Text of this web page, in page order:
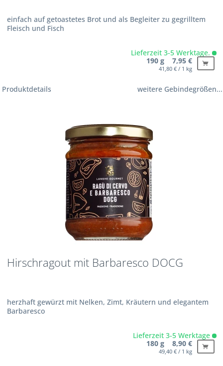
einfach auf getoastetes Brot und als Begleiter zu gegrilltem
Fleisch und Fisch
Lieferzeit 3-5 Werktage.
190 g 7,95 €
41,80 € / 1 kg
Produktdetails weitere Gebindegrößen...
Hirschragout mit Barbaresco DOCG
herzhaft gewürzt mit Nelken, Zimt, Kräutern und elegantem
Barbaresco
Lieferzeit 3-5 Werktage
180 g 8,90 €
49,40 € / 1 kg